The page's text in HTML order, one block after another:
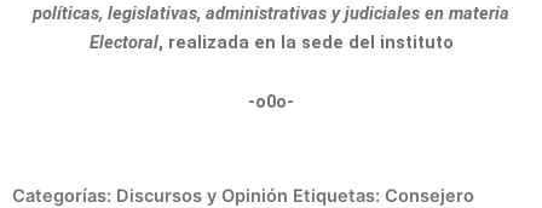
políticas, legislativas, administrativas y judiciales en materia
Electoral, realizada en la sede del instituto
-o0o-
Categorías: Discursos y Opinión Etiquetas: Consejero